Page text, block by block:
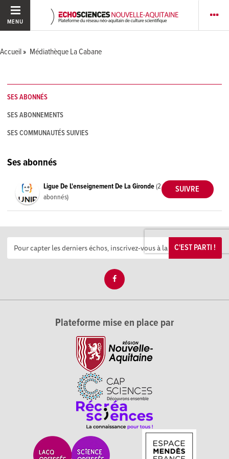
MENU
Accueil Médiathèque La Cabane
SES ABONNÉS
SES ABONNEMENTS
SES COMMUNAUTÉS SUIVIES
Ses abonnés
Ligue De L'enseignement De La Gironde(2
abonnés)
C'EST PARTI !
Plateforme mise en place par